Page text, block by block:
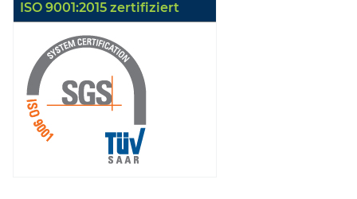
ISO 9001:2015 zertifiziert